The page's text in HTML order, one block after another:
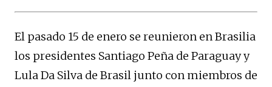
El pasado 15 de enero se reunieron en Brasilia
los presidentes Santiago Peña de Paraguay y
Lula Da Silva de Brasil junto con miembros de